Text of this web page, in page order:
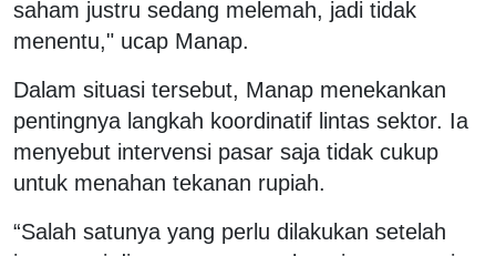
saham justru sedang melemah, jadi tidak
menentu," ucap Manap.
Dalam situasi tersebut, Manap menekankan
pentingnya langkah koordinatif lintas sektor. Ia
menyebut intervensi pasar saja tidak cukup
untuk menahan tekanan rupiah.
“Salah satunya yang perlu dilakukan setelah